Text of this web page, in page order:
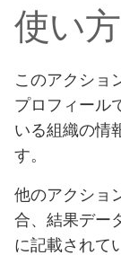
使い方
このアクショ
プロフィール
いる組織の情
す。
他のアクショ
合、結果デー
に記載されて